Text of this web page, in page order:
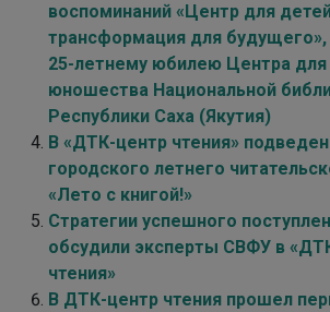
воспоминаний «Центр для
трансформация для
25-летнему юбилею Центра для
юношества Национальной
Республики Саха (Якутия)
В «ДТК-центр чтения»
городского летнего
«Лето с книгой!»
Стратегии успешного
обсудили эксперты СВФУ в
чтения»
В ДТК-центр чтения прошел